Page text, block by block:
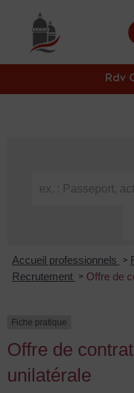
principal
Rdv
Accueil professionnels >
Recrutement > Offre de
Fiche pratique
Offre de
unilatérale